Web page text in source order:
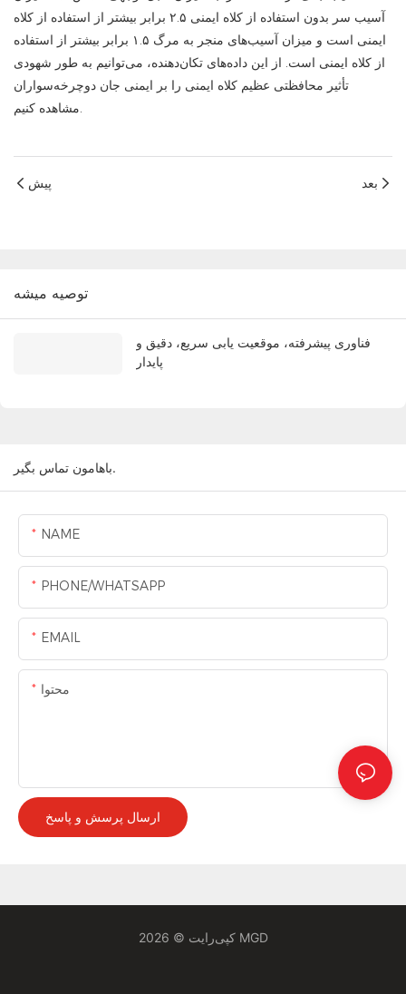
آسیب سر بدون استفاده از کلاه ایمنی ۲.۵ برابر بیشتر از استفاده از کلاه
ایمنی است و میزان آسیب‌های منجر به مرگ ۱.۵ برابر بیشتر از استفاده
از کلاه ایمنی است. از این داده‌های تکان‌دهنده، می‌توانیم به طور شهودی
تأثیر محافظتی عظیم کلاه ایمنی را بر ایمنی جان دوچرخه‌سواران
مشاهده کنیم.
پیش بعد
توصيه ميشه
فناوری پیشرفته، موقعیت یابی سریع، دقیق و
پایدار
باهامون تماس بگير.
NAME
PHONE/WHATSAPP
EMAIL
محتوا
ارسال پرسش و پاسخ
کپی‌رایت © 2026 MGD